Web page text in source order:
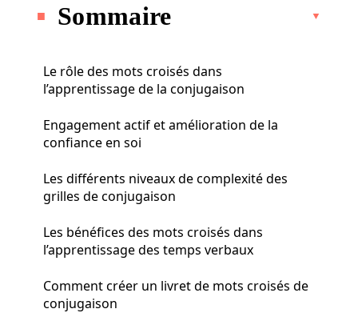
Sommaire
Le rôle des mots croisés dans
l’apprentissage de la conjugaison
Engagement actif et amélioration de la
confiance en soi
Les différents niveaux de complexité des
grilles de conjugaison
Les bénéfices des mots croisés dans
l’apprentissage des temps verbaux
Comment créer un livret de mots croisés de
conjugaison